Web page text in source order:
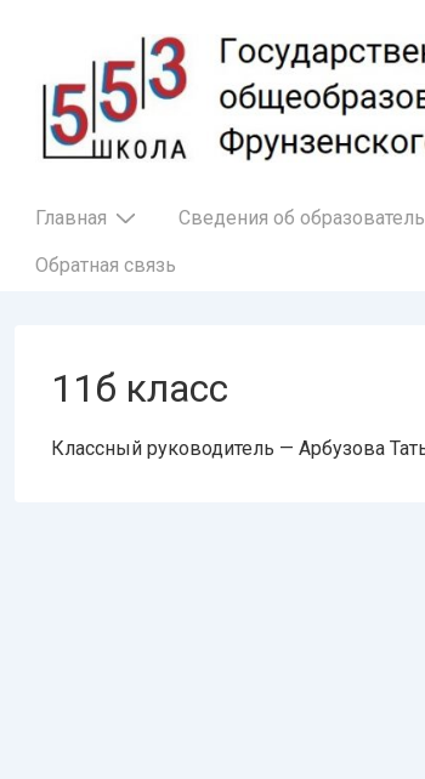
основному
содержимому
Основная
Главная Сведения об
Обратная связь
11б класс
Классный руководитель — Арбузова